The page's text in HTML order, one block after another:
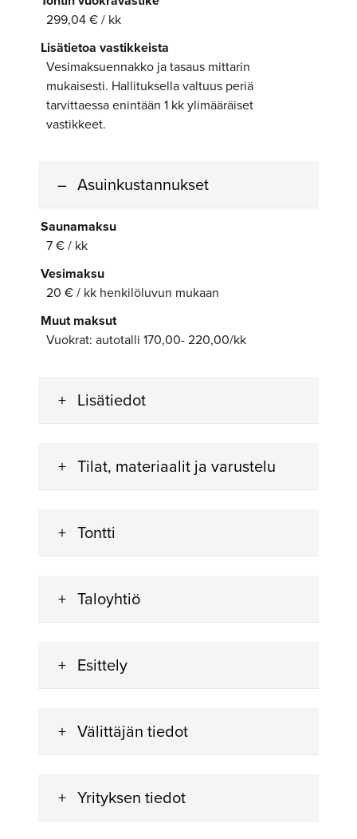
299,04 € / kk
Lisätietoa vastikkeista
Vesimaksuennakko ja tasaus mittarin
mukaisesti. Hallituksella valtuus periä
tarvittaessa enintään 1 kk ylimääräiset
vastikkeet.
Asuinkustannukset
Saunamaksu
7 € / kk
Vesimaksu
20 € / kk henkilöluvun mukaan
Muut maksut
Vuokrat: autotalli 170,00- 220,00/kk
Lisätiedot
Tilat, materiaalit ja varustelu
Tontti
Taloyhtiö
Esittely
Välittäjän tiedot
Yrityksen tiedot